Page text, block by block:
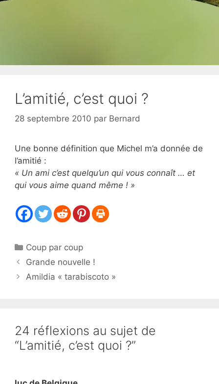
L’amitié, c’est quoi ?
28 septembre 2010 par Bernard
Une bonne définition que Michel m’a donnée de
l’amitié :
« Un ami c’est quelqu’un qui vous connaît … et
qui vous aime quand même ! »
Catégories
Coup par coup
Grande nouvelle !
Amildia « tarabiscoto »
24 réflexions au sujet de
“L’amitié, c’est quoi ?”